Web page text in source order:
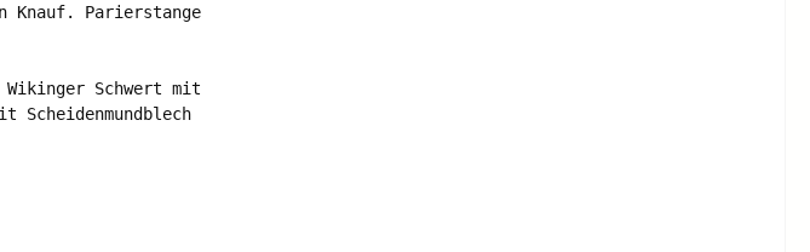
Knauf. Parierstange
Wikinger Schwert mit
Scheidenmundblech